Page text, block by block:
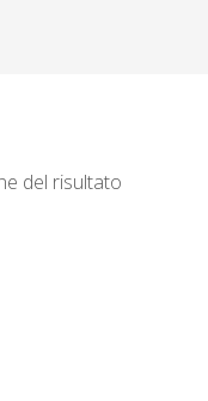
del risultato